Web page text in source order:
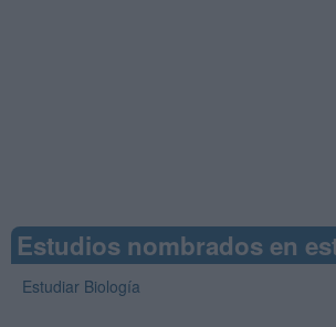
Estudios nombrados en
Estudiar Biología